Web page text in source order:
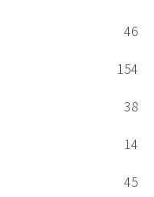
46
154
38
14
45